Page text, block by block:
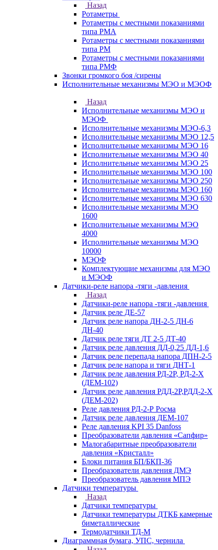
Назад
Ротаметры
Ротаметры с местными показаниями
типа РМА
Ротаметры с местными показаниями
типа РМ
Ротаметры с местными показаниями
типа РМФ
Звонки громкого боя /сирены
Исполнительные механизмы МЭО и МЭОФ
Назад
Исполнительные механизмы МЭО и
МЭОФ
Исполнительные механизмы МЭО-6,3
Исполнительные механизмы МЭО 12,5
Исполнительные механизмы МЭО 16
Исполнительные механизмы МЭО 40
Исполнительные механизмы МЭО 25
Исполнительные механизмы МЭО 100
Исполнительные механизмы МЭО 250
Исполнительные механизмы МЭО 160
Исполнительные механизмы МЭО 630
Исполнительные механизмы МЭО
1600
Исполнительные механизмы МЭО
4000
Исполнительные механизмы МЭО
10000
МЭОФ
Комплектующие механизмы для МЭО
и МЭОФ
Датчики-реле напора -тяги -давления
Назад
Датчики-реле напора -тяги -давления
Датчик реле ДЕ-57
Датчик реле напора ДН-2-5 ДН-6
ДН-40
Датчик реле тяги ДТ 2-5 ДТ-40
Датчик реле давления ДД-0,25 ДД-1,6
Датчик реле перепада напора ДПН-2-5
Датчик реле напора и тяги ДНТ-1
Датчик реле давления РД-2Р, РД-2-Х
(ДЕМ-102)
Датчик реле давления РДД-2Р,РДД-2-Х
(ДЕМ-202)
Реле давления РД-2-Р Росма
Датчик реле давления ДЕМ-107
Реле давления KPI 35 Danfoss
Преобразователи давления «Сапфир»
Малогабаритные преобразователи
давления «Кристалл»
Блоки питания БП/БКП-36
Преобразователи давления ДМЭ
Преобразователь давления МПЭ
Датчики температуры
Назад
Датчики температуры
Датчики температуры ДТКБ камерные
биметаллические
Термодатчики ТД-М
Диаграммная бумага, УПС, чернила